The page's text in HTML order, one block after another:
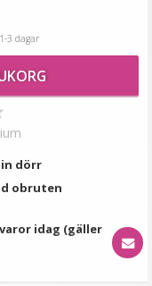
remy nagelslingor
3 dagar
dörr
obruten
idag (gäller